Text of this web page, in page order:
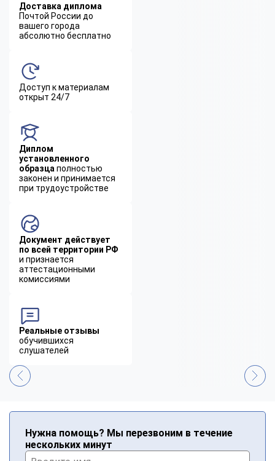
Доставка диплома
Почтой России до
вашего города
абсолютно бесплатно
Доступ к материалам
открыт 24/7
Диплом
установленного
образца полностью
законен и принимается
при трудоустройстве
Документ действует
по всей территории РФ
и признается
аттестационными
комиссиями
Реальные отзывы
обучившихся
слушателей
Нужна помощь? Мы перезвоним в течение
нескольких минут